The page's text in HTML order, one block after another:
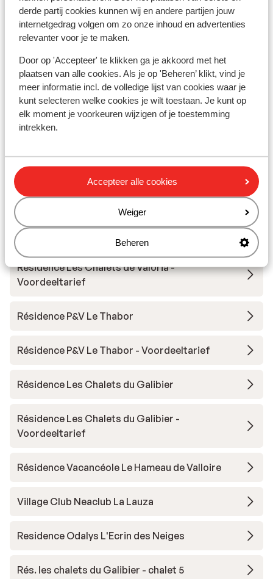
derde partij cookies kunnen wij en andere partijen jouw
internetgedrag volgen om zo onze inhoud en advertenties
relevanter voor je te maken.
Door op 'Accepteer' te klikken ga je akkoord met het
plaatsen van alle cookies. Als je op 'Beheren’ klikt, vind je
meer informatie incl. de volledige lijst van cookies waar je
kunt selecteren welke cookies je wilt toestaan. Je kunt op
elk moment je voorkeuren wijzigen of je toestemming
intrekken.
Accepteer alle cookies
Weiger
Beheren
Skilessen
Skimateriaal
Andere accommodaties in Galibier
Thabor
Village Club Neaclub La Pulka
Chalet Le Panoramic
Residence Les Angeliers
Résidence Les Chalets de Valoria
Résidence Les Chalets de Valoria -
Voordeeltarief
Résidence P&V Le Thabor
Résidence P&V Le Thabor - Voordeeltarief
Résidence Les Chalets du Galibier
Résidence Les Chalets du Galibier -
Voordeeltarief
Résidence Vacancéole Le Hameau de Valloire
Village Club Neaclub La Lauza
Residence Odalys L'Ecrin des Neiges
Rés. les chalets du Galibier - chalet 5